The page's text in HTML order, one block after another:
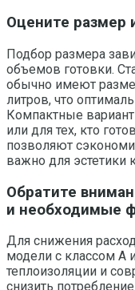
Оцените размер
Подбор размера
объемов готовки.
обычно имеют
литров, что
Компактные
или для тех, кто
позволяют
важно для эстетики
Обратите
и необходимые
Для снижения
модели с классом
теплоизоляции и
снизить